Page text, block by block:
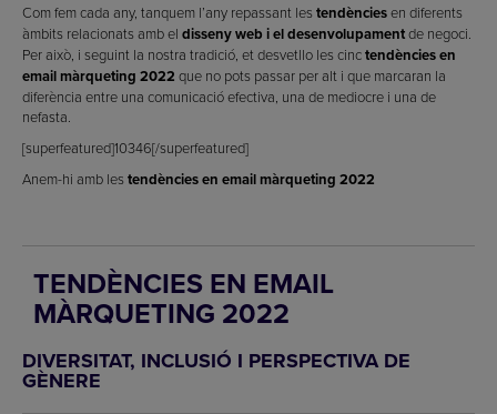
Com fem cada any, tanquem l’any repassant les tendènciesen diferents
àmbits relacionats amb el disseny web i el desenvolupamentde negoci.
Per això, i seguint la nostra tradició, et desvetllo les cinctendències en
email màrqueting 2022 que no pots passar per alt i que marcaran la
diferència entre una comunicació efectiva, una de mediocre i una de
nefasta.
[superfeatured]10346[/superfeatured]
Anem-hi amb les tendències en email màrqueting 2022
TENDÈNCIES EN EMAIL
MÀRQUETING 2022
DIVERSITAT, INCLUSIÓ I PERSPECTIVA DE
GÈNERE